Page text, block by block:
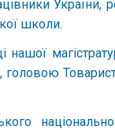
України,
школи.
нашої
головою